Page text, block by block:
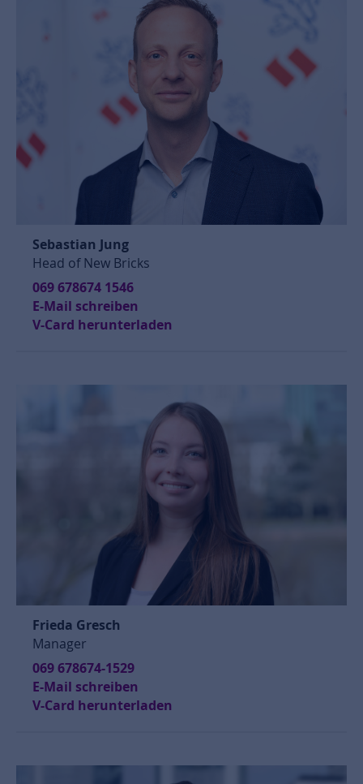
Sebastian Jung
Head of New Bricks
069 678674 1546
E-Mail schreiben
V-Card herunterladen
Frieda Gresch
Manager
069 678674-1529
E-Mail schreiben
V-Card herunterladen